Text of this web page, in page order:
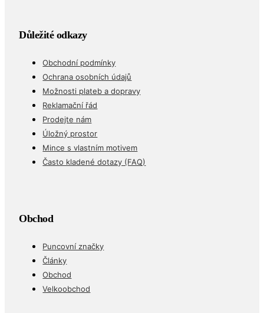
Důležité odkazy
Obchodní podmínky
Ochrana osobních údajů
Možnosti plateb a dopravy
Reklamační řád
Prodejte nám
Úložný prostor
Mince s vlastním motivem
Často kladené dotazy (FAQ)
Obchod
Puncovní značky
Články
Obchod
Velkoobchod